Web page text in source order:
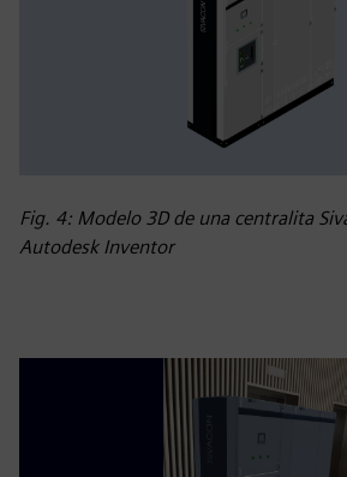
Fig. 4: Modelo 3D de una centralita
Autodesk Inventor